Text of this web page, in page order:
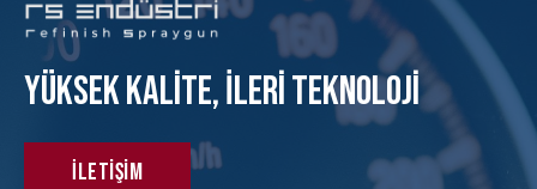
Yüksek KAlite, İleri Teknoloji
İletişim